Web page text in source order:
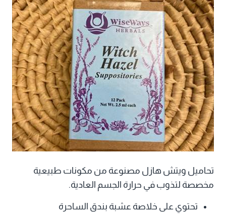
تحاميل ويتش هازل مصنوعة من مكونات طبيعية
مخصصة لتذوب في حرارة الجسم العادية.
تحتوي على خلاصة عشبة بندق الساحرة